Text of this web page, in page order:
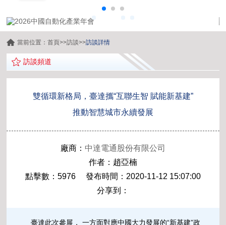
當前位置：首頁>>訪談>>訪談詳情
訪談頻道
雙循環新格局，臺達攜“互聯生智 賦能新基建”
推動智慧城市永續發展
廠商： 中達電通股份有限公司
作者：趙亞楠
點擊數：5976 發布時間：2020-11-12 15:07:00
分享到：
臺達此次參展， 一方面對應中國大力發展的“新基建”政